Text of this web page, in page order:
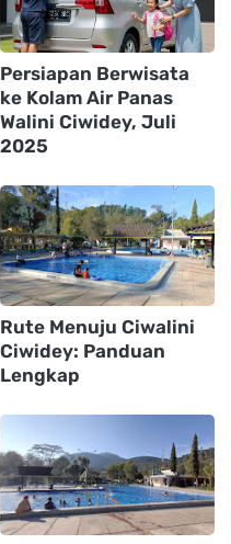
Persiapan Berwisata
ke Kolam Air Panas
Walini Ciwidey, Juli
2025
Rute Menuju Ciwalini
Ciwidey: Panduan
Lengkap